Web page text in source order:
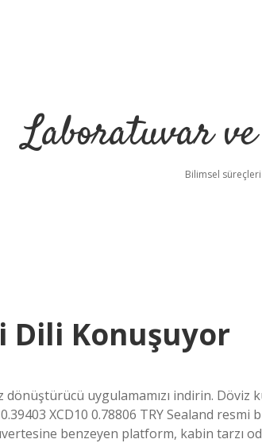
Laboratuvar
Bilimsel
Dili Konuşuyor
dönüştürücü uygulamamızı indirin. Döviz
XCD10 0.78806 TRY Sealand resmi
benzeyen platform, kabin tarzı